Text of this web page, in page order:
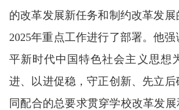
的改革发展新任务和制约改革发
2025年重点工作进行了部署。他
平新时代中国特色社会主义思想
进、以进促稳，守正创新、先立
同配合的总要求贯穿学校改革发